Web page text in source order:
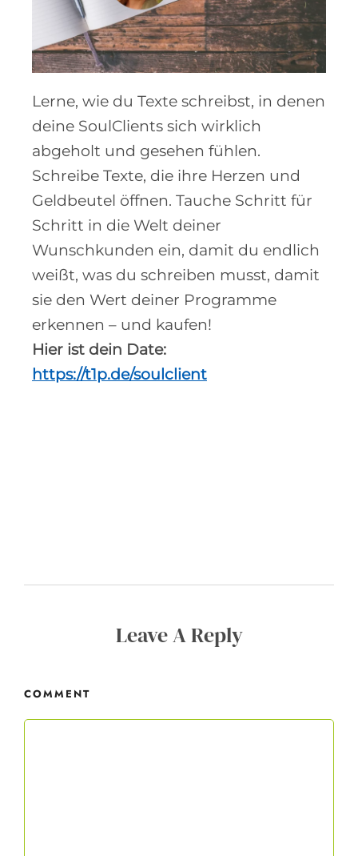
Lerne, wie du Texte schreibst, in denen
deine SoulClients sich wirklich
abgeholt und gesehen fühlen.
Schreibe Texte, die ihre Herzen und
Geldbeutel öffnen. Tauche Schritt für
Schritt in die Welt deiner
Wunschkunden ein, damit du endlich
weißt, was du schreiben musst, damit
sie den Wert deiner Programme
erkennen – und kaufen!
Hier ist dein Date:
https://t1p.de/soulclient
Leave A Reply
COMMENT